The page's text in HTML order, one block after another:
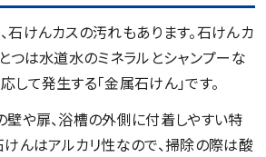
石けんカスの汚れもあります。石けんカ
つは水道水のミネラルとシャンプーな
て発生する「金属石けん」です。
壁や扉、浴槽の外側に付着しやすい特
けんはアルカリ性なので、掃除の際は酸